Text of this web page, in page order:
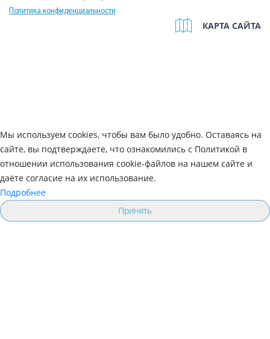
Политика конфиденциальности
КАРТА САЙТА
Мы используем cookies, чтобы вам было удобно. Оставаясь на
сайте, вы подтверждаете, что ознакомились с Политикой в
отношении использования cookie-файлов на нашем сайте и
даёте согласие на их использование.
Подробнее
Принять